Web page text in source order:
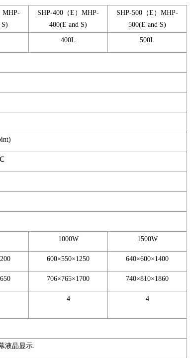
MHP-
S)
SHP-400（E）MHP-
400(E and S)
SHP-500（E）MHP-
500(E and S)
400L 500L
1000W 1500W
600×550×1250 640×600×1400
706×765×1700 740×810×1860
4 4
液晶显示.